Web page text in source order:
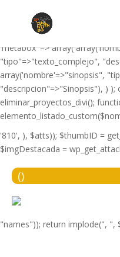
false, 'label' => 'Película',
'metabox' => array(
"tipo"=>"texto_complejo",
array('nombre'=>"sinopsis",
"descripcion"=>"Sinopsis"), )
eliminar_proyectos_divi();
'810', ), $atts)); $thumbID =
$imgDestacada =
()
"names")); return implode(", ",